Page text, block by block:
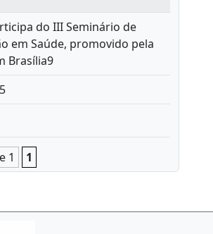
do III Seminário de
em Saúde, promovido pela
Brasília9
1 1